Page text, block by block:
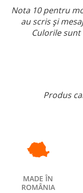
Nota 10 pentru
au scris și
Culorile
Produs
MADE ÎN
ROMÂNIA